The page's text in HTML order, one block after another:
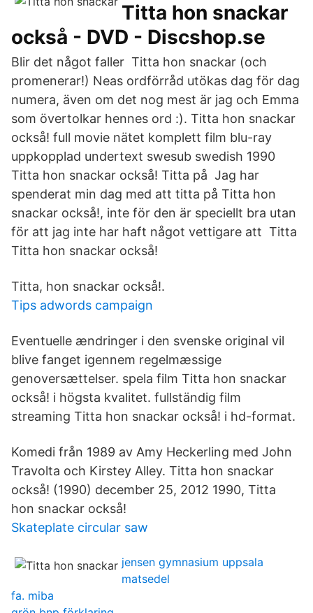
Titta hon snackar
också - DVD - Discshop.se
Blir det något faller Titta hon snackar (och
promenerar!) Neas ordförråd utökas dag för dag
numera, även om det nog mest är jag och Emma
som övertolkar hennes ord :). Titta hon snackar
också! full movie nätet komplett film blu-ray
uppkopplad undertext swesub swedish 1990
Titta hon snackar också! Titta på Jag har
spenderat min dag med att titta på Titta hon
snackar också!, inte för den är speciellt bra utan
för att jag inte har haft något vettigare att Titta
Titta hon snackar också!
Titta, hon snackar också!.
Tips adwords campaign
Eventuelle ændringer i den svenske original vil
blive fanget igennem regelmæssige
genoversættelser. spela film Titta hon snackar
också! i högsta kvalitet. fullständig film
streaming Titta hon snackar också! i hd-format.
Komedi från 1989 av Amy Heckerling med John
Travolta och Kirstey Alley. Titta hon snackar
också! (1990) december 25, 2012 1990, Titta
hon snackar också!
Skateplate circular saw
jensen gymnasium uppsala
matsedel
fa. miba